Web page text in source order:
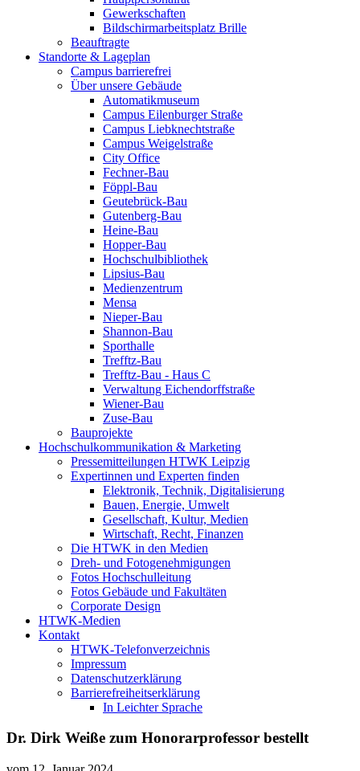
Gewerkschaften
Bildschirmarbeitsplatz Brille
Beauftragte
Standorte & Lageplan
Campus barrierefrei
Über unsere Gebäude
Automatikmuseum
Campus Eilenburger Straße
Campus Liebknechtstraße
Campus Weigelstraße
City Office
Fechner-Bau
Föppl-Bau
Geutebrück-Bau
Gutenberg-Bau
Heine-Bau
Hopper-Bau
Hochschulbibliothek
Lipsius-Bau
Medienzentrum
Mensa
Nieper-Bau
Shannon-Bau
Sporthalle
Trefftz-Bau
Trefftz-Bau - Haus C
Verwaltung Eichendorffstraße
Wiener-Bau
Zuse-Bau
Bauprojekte
Hochschulkommunikation & Marketing
Pressemitteilungen HTWK Leipzig
Expertinnen und Experten finden
Elektronik, Technik, Digitalisierung
Bauen, Energie, Umwelt
Gesellschaft, Kultur, Medien
Wirtschaft, Recht, Finanzen
Die HTWK in den Medien
Dreh- und Fotogenehmigungen
Fotos Hochschulleitung
Fotos Gebäude und Fakultäten
Corporate Design
HTWK-Medien
Kontakt
HTWK-Telefonverzeichnis
Impressum
Datenschutzerklärung
Barrierefreiheitserklärung
In Leichter Sprache
Dr. Dirk Weiße zum Honorarprofessor bestellt